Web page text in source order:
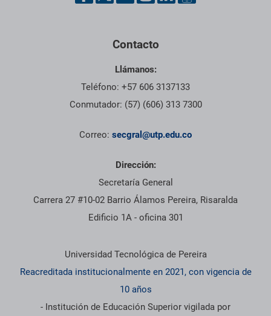
Contacto
Llámanos:
Teléfono: +57 606 3137133
Conmutador: (57) (606) 313 7300
Correo: secgral@utp.edu.co
Dirección:
Secretaría General
Carrera 27 #10-02 Barrio Álamos Pereira, Risaralda
Edificio 1A - oficina 301
Información institucional
Universidad Tecnológica de Pereira
Reacreditada institucionalmente en 2021, con vigencia de
10 años
- Institución de Educación Superior vigilada por